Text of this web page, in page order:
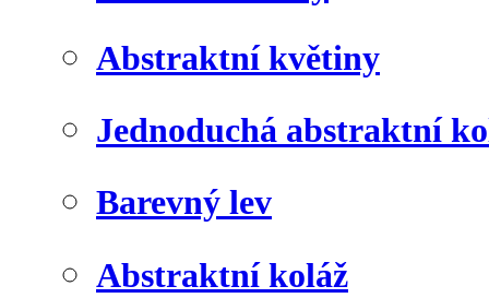
Abstraktní květiny
Jednoduchá abstraktní
Barevný lev
Abstraktní koláž